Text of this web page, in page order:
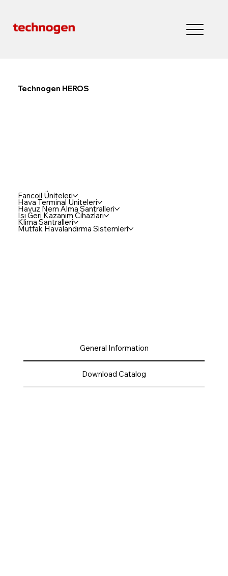
Technogen HEROS
Fancoil Üniteleri
Hava Terminal Üniteleri
Havuz Nem Alma Santralleri
Isı Geri Kazanım Cihazları
Klima Santralleri
Mutfak Havalandırma Sistemleri
General Information
Download Catalog